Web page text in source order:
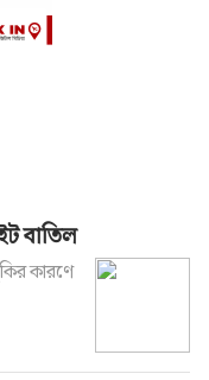
বাতিল
কারণে